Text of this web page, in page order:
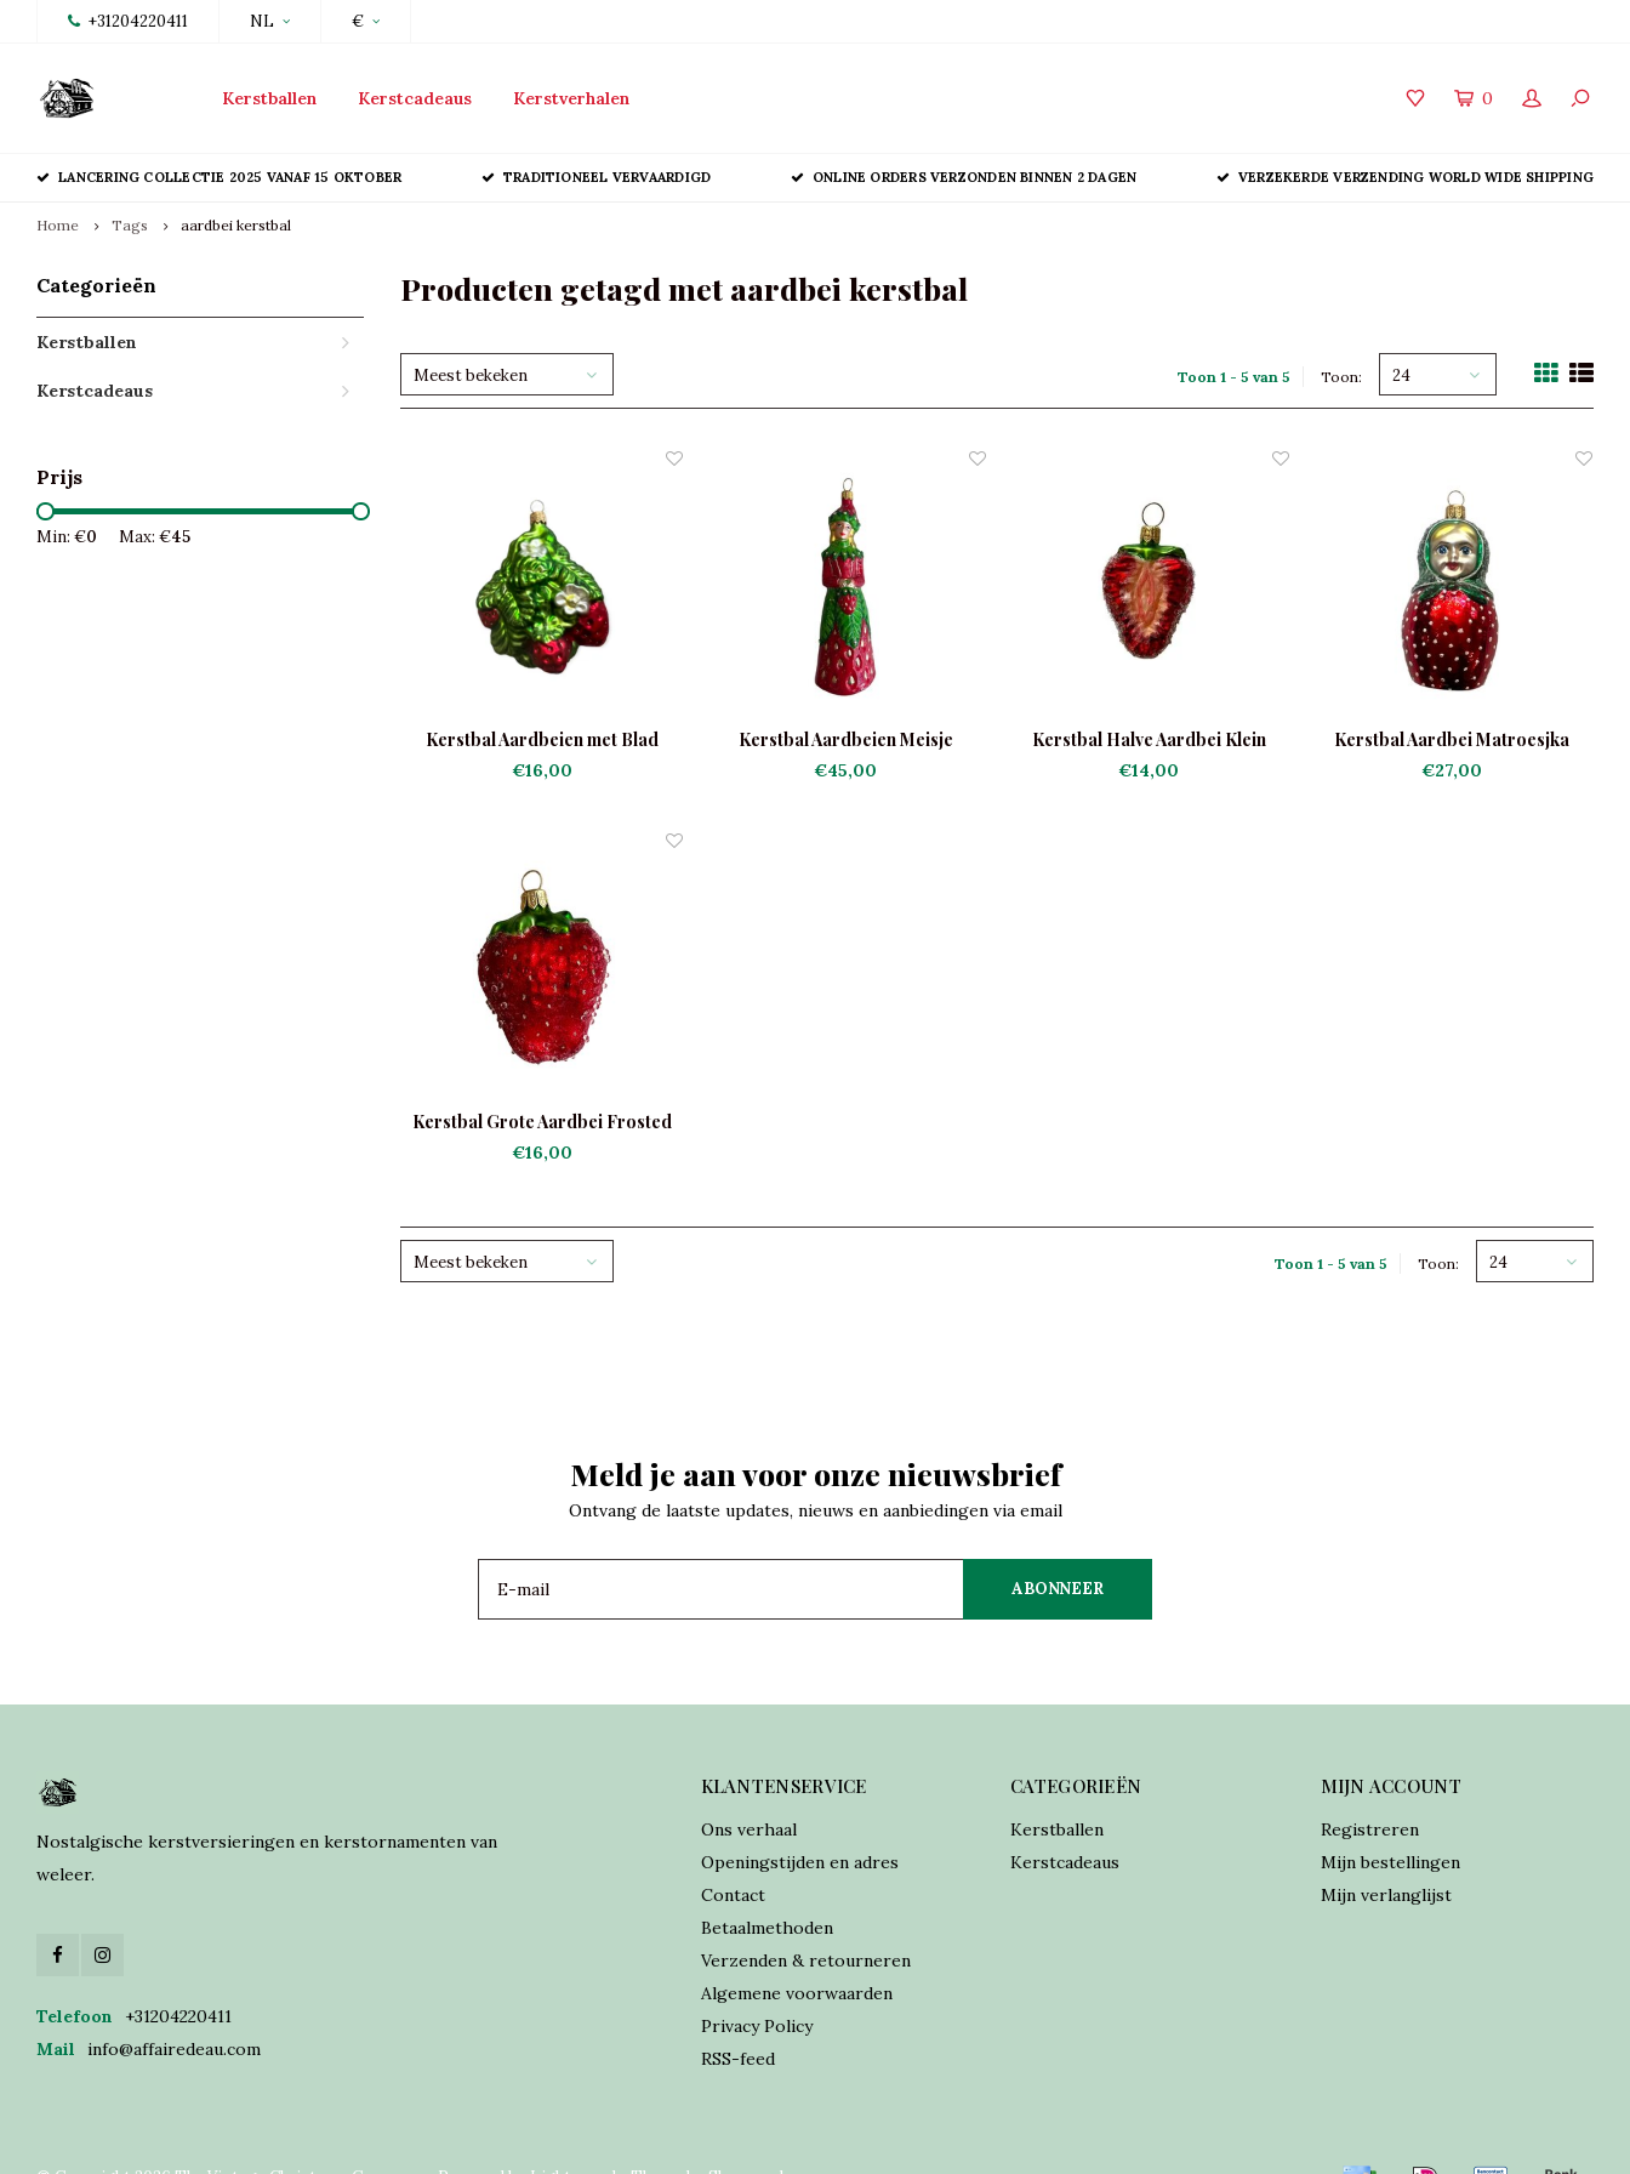
+31204220411 NL €
Kerstballen Kerstcadeaus Kerstverhalen 0
LANCERING COLLECTIE 2025 VANAF 15 OKTOBER TRADITIONEEL VERVAARDIGD ONLINE ORDERS VERZONDEN BINNEN 2 DAGEN VERZEKERDE VERZENDING WORLD WIDE SHIPPING
Home Tags aardbei kerstbal
Categorieën
Kerstballen
Kerstcadeaus
Prijs
Min: €0 Max: €45
Producten getagd met aardbei kerstbal
Meest bekeken Toon 1 - 5 van 5 Toon: 24
Kerstbal Aardbeien met Blad
€16,00
Kerstbal Aardbeien Meisje
€45,00
Kerstbal Halve Aardbei Klein
€14,00
Kerstbal Aardbei Matroesjka
€27,00
Kerstbal Grote Aardbei Frosted
€16,00
Meest bekeken Toon 1 - 5 van 5 Toon: 24
Meld je aan voor onze nieuwsbrief
Ontvang de laatste updates, nieuws en aanbiedingen via email
ABONNEER
Nostalgische kerstversieringen en kerstornamenten van
weleer.
Telefoon
+31204220411
Mail
info@affairedeau.com
KLANTENSERVICE
Ons verhaal
Openingstijden en adres
Contact
Betaalmethoden
Verzenden & retourneren
Algemene voorwaarden
Privacy Policy
RSS-feed
CATEGORIEËN
Kerstballen
Kerstcadeaus
MIJN ACCOUNT
Registreren
Mijn bestellingen
Mijn verlanglijst